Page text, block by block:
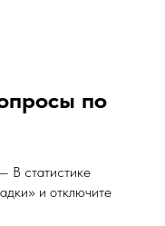
по
В статистике
и отключите